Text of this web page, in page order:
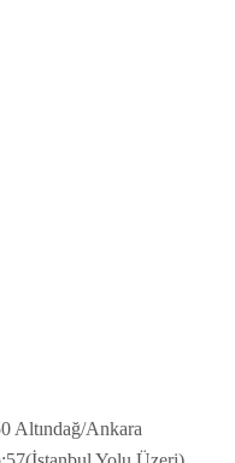
Altındağ/Ankara